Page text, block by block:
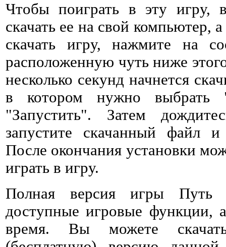
Чтобы поиграть в эту игру,
скачать ее на свой компьютер,
скачать игру, нажмите на
расположенную чуть ниже
несколько секунд начнется
в котором нужно выбрать
"Запустить". Затем
запустите скачанный файл и
После окончания установки
играть в игру.
Полная версия игры Путь
доступные игровые функции,
время. Вы можете